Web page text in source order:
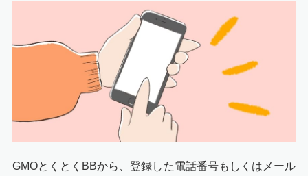
GMOとくとくBBから、登録した電話番号もしくはメール